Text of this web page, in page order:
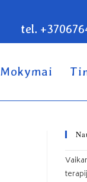
tel.
Mokymai